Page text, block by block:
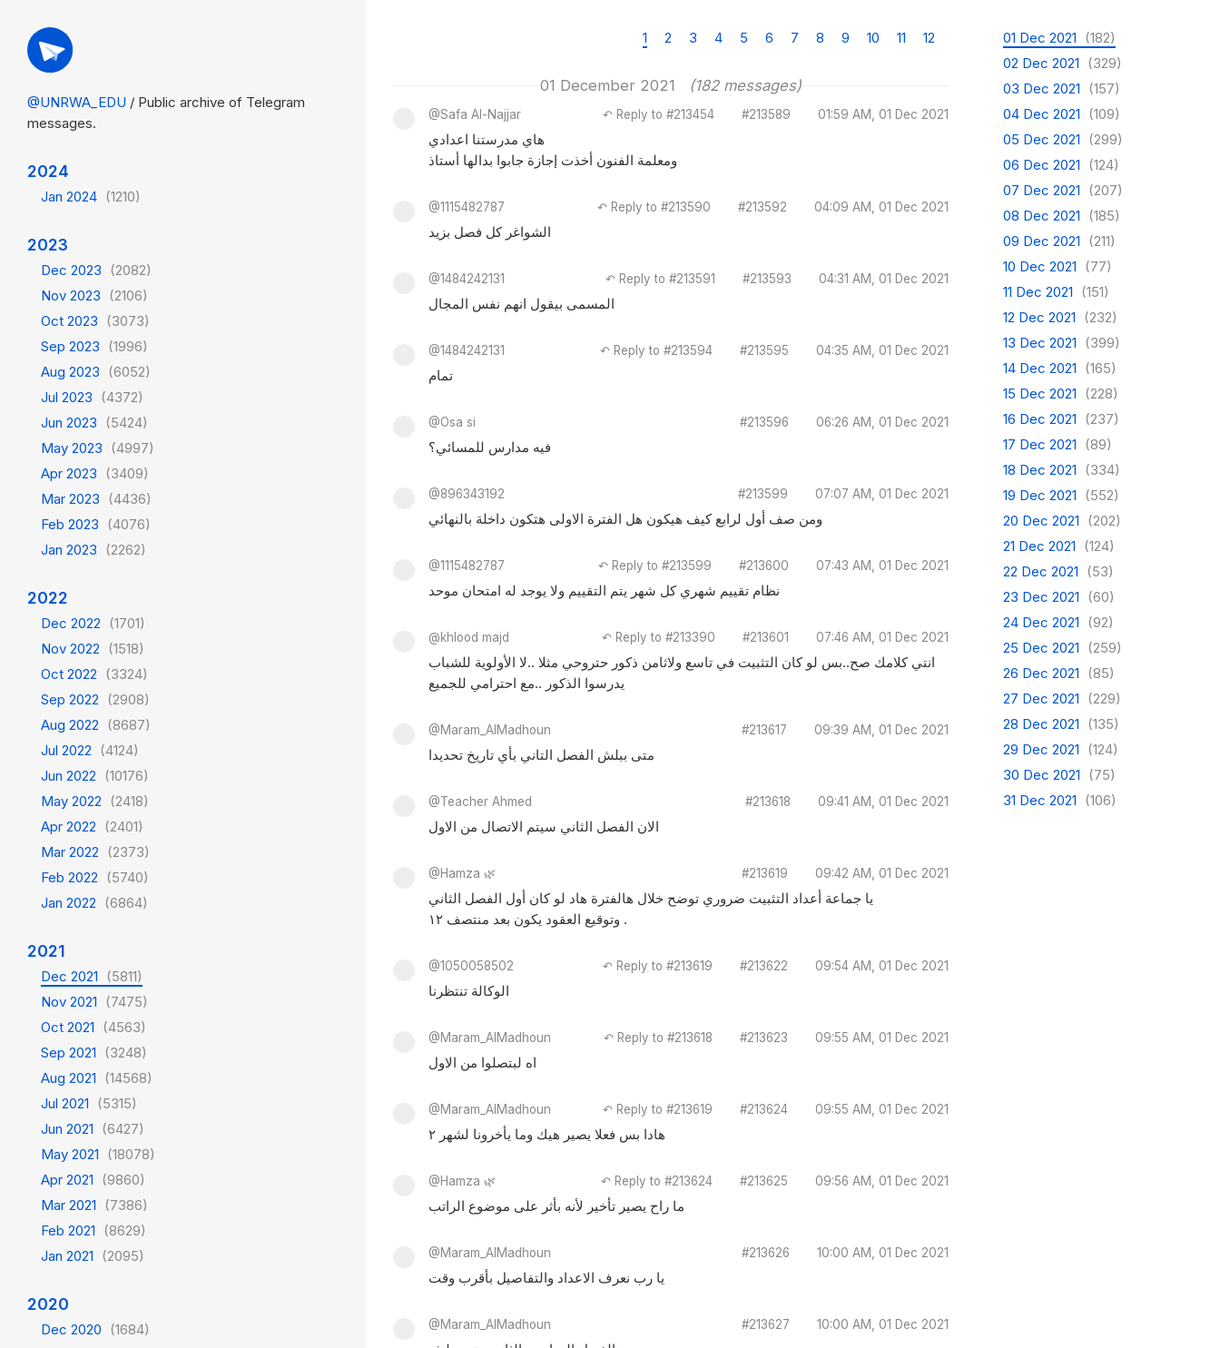
@UNRWA_EDU / Public archive of Telegram
messages.
2024
Jan 2024 (1210)
2023
Dec 2023 (2082)
Nov 2023 (2106)
Oct 2023 (3073)
Sep 2023 (1996)
Aug 2023 (6052)
Jul 2023 (4372)
Jun 2023 (5424)
May 2023 (4997)
Apr 2023 (3409)
Mar 2023 (4436)
Feb 2023 (4076)
Jan 2023 (2262)
2022
Dec 2022 (1701)
Nov 2022 (1518)
Oct 2022 (3324)
Sep 2022 (2908)
Aug 2022 (8687)
Jul 2022 (4124)
Jun 2022 (10176)
May 2022 (2418)
Apr 2022 (2401)
Mar 2022 (2373)
Feb 2022 (5740)
Jan 2022 (6864)
2021
Dec 2021 (5811)
Nov 2021 (7475)
Oct 2021 (4563)
Sep 2021 (3248)
Aug 2021 (14568)
Jul 2021 (5315)
Jun 2021 (6427)
May 2021 (18078)
Apr 2021 (9860)
Mar 2021 (7386)
Feb 2021 (8629)
Jan 2021 (2095)
2020
Dec 2020 (1684)
1 2 3 4 5 6 7 8 9 10 11 12
01 December 2021 (182 messages)
@Safa Al-Najjar ↶ Reply to #213454 #213589 01:59 AM, 01 Dec 2021
هاي مدرستنا اعدادي
ومعلمة الفنون أخذت إجازة جابوا بدالها أستاذ
@1115482787 ↶ Reply to #213590 #213592 04:09 AM, 01 Dec 2021
الشواغر كل فصل بزيد
@1484242131 ↶ Reply to #213591 #213593 04:31 AM, 01 Dec 2021
المسمى بيقول انهم نفس المجال
@1484242131 ↶ Reply to #213594 #213595 04:35 AM, 01 Dec 2021
تمام
@Osa si #213596 06:26 AM, 01 Dec 2021
فيه مدارس للمسائي؟
@896343192 #213599 07:07 AM, 01 Dec 2021
ومن صف أول لرابع كيف هيكون هل الفترة الاولى هتكون داخلة بالنهائي
@1115482787 ↶ Reply to #213599 #213600 07:43 AM, 01 Dec 2021
نظام تقييم شهري كل شهر يتم التقييم ولا يوجد له امتحان موحد
@khlood majd ↶ Reply to #213390 #213601 07:46 AM, 01 Dec 2021
انتي كلامك صح..بس لو كان التثبيت في تاسع ولاثامن ذكور حتروحي مثلا ..لا الأولوية للشباب
يدرسوا الذكور ..مع احترامي للجميع
@Maram_AlMadhoun #213617 09:39 AM, 01 Dec 2021
متى ببلش الفصل التاني بأي تاريخ تحديدا
@Teacher Ahmed #213618 09:41 AM, 01 Dec 2021
الان الفصل الثاني سيتم الاتصال من الاول
@Hamza 🌿 #213619 09:42 AM, 01 Dec 2021
يا جماعة أعداد التثبيت ضروري توضح خلال هالفترة هاد لو كان أول الفصل الثاني
وتوقيع العقود يكون بعد منتصف ١٢ .
@1050058502 ↶ Reply to #213619 #213622 09:54 AM, 01 Dec 2021
الوكالة تنتظرنا
@Maram_AlMadhoun ↶ Reply to #213618 #213623 09:55 AM, 01 Dec 2021
اه لبتصلوا من الاول
@Maram_AlMadhoun ↶ Reply to #213619 #213624 09:55 AM, 01 Dec 2021
هادا بس فعلا يصير هيك وما يأخرونا لشهر ٢
@Hamza 🌿 ↶ Reply to #213624 #213625 09:56 AM, 01 Dec 2021
ما راح يصير تأخير لأنه بأثر على موضوع الراتب
@Maram_AlMadhoun #213626 10:00 AM, 01 Dec 2021
يا رب نعرف الاعداد والتفاصيل بأقرب وقت
@Maram_AlMadhoun #213627 10:00 AM, 01 Dec 2021
01 Dec 2021 (182)
02 Dec 2021 (329)
03 Dec 2021 (157)
04 Dec 2021 (109)
05 Dec 2021 (299)
06 Dec 2021 (124)
07 Dec 2021 (207)
08 Dec 2021 (185)
09 Dec 2021 (211)
10 Dec 2021 (77)
11 Dec 2021 (151)
12 Dec 2021 (232)
13 Dec 2021 (399)
14 Dec 2021 (165)
15 Dec 2021 (228)
16 Dec 2021 (237)
17 Dec 2021 (89)
18 Dec 2021 (334)
19 Dec 2021 (552)
20 Dec 2021 (202)
21 Dec 2021 (124)
22 Dec 2021 (53)
23 Dec 2021 (60)
24 Dec 2021 (92)
25 Dec 2021 (259)
26 Dec 2021 (85)
27 Dec 2021 (229)
28 Dec 2021 (135)
29 Dec 2021 (124)
30 Dec 2021 (75)
31 Dec 2021 (106)